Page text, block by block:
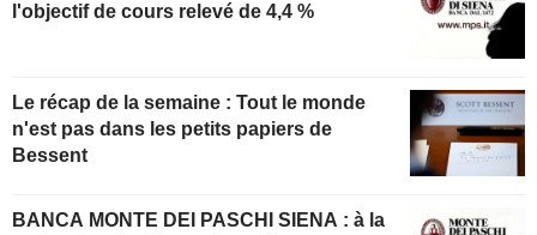
l'objectif de cours relevé de 4,4 %
Le récap de la semaine : Tout le monde
n'est pas dans les petits papiers de
Bessent
BANCA MONTE DEI PASCHI SIENA : à la